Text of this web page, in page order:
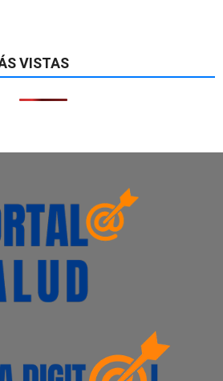
VISTAS